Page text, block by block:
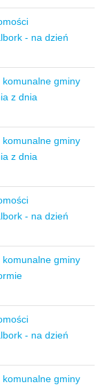
- na dzień
gminy
z dnia
gminy
z dnia
- na dzień
gminy
- na dzień
gminy